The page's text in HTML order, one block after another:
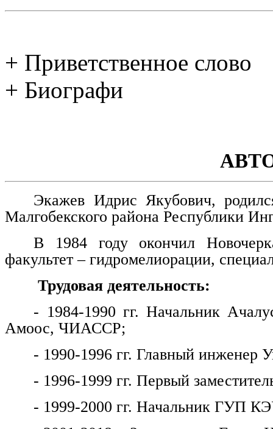
+ Приветственное слово
+ Биографи
Экажев Идрис Якубович,
Малгобекского района Республики
В 1984 году окончил
факультет – гидромелиорации,
Трудовая деятельность:
- 1984-1990 гг. Начальник
Амоос, ЧИАССР;
- 1990-1996 гг. Главный
- 1996-1999 гг. Первый
- 1999-2000 гг. Начальник ГУП